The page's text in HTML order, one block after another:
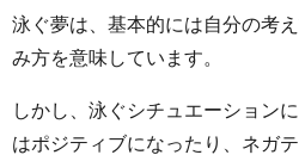
泳ぐ夢は、基本的には自分の考
み方を意味しています。
しかし、泳ぐシチュエーション
はポジティブになったり、ネガ